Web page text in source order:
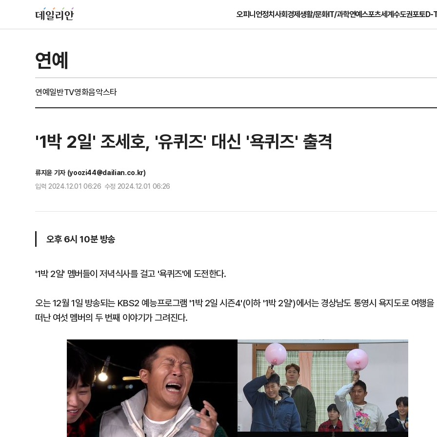
오피니언정치사회경제생활/문화IT/과학연예스포츠세계수도권포토D-
연예
연예일반TV영화음악스타
'1박 2일' 조세호, '유퀴즈' 대신 '욕퀴즈' 출격
류지윤 기자 (yoozi44@dailian.co.kr)
입력 2024.12.01 06:26 수정 2024.12.01 06:26
오후 6시 10분 방송
'1박 2일' 멤버들이 저녁식사를 걸고 '욕퀴즈'에 도전한다.
오는 12월 1일 방송되는 KBS2 예능프로그램 '1박 2일 시즌4'(이하 '1박 2일')에서는 경상남도 통영시 욕지도로 여행을
떠난 여섯 멤버의 두 번째 이야기가 그려진다.
이 출몰…한때 시민 대피 소동
3
송영길·김민석, '조희대 탄핵'
법사위원들 "즉시 대법관 제
4
박지원이 본 호남 당심…"李대
함께한 김민석에 갈 것"
5
SK하이닉스, 주당 375원 분
가 주주환원책 3분기 발표